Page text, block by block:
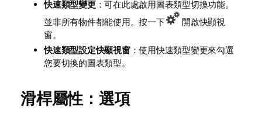
快速類型變更：可在此處啟用圖表類型切換功能。
並非所有物件都能使用。按一下
開啟快顯視
窗。
快速類型設定快顯視窗：使用快速類型變更來勾選
您要切換的圖表類型。
滑桿屬性：選項